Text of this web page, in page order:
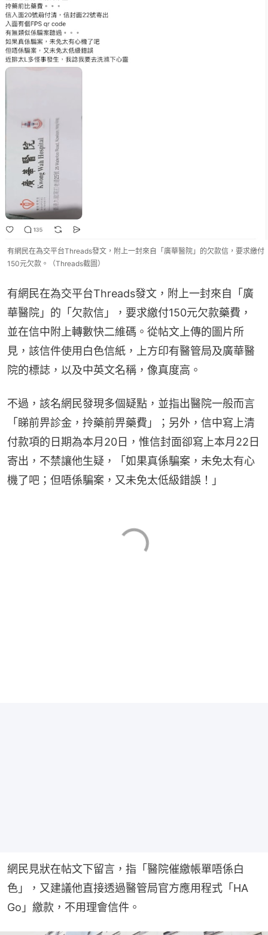
有網民在為交平台Threads發文，附上一封來自「廣華醫院」的欠款信，要求繳付
150元欠款。（Threads截圖）
有網民在為交平台Threads發文，附上一封來自「廣
華醫院」的「欠款信」，要求繳付150元欠款藥費，
並在信中附上轉數快二維碼。從帖文上傳的圖片所
見，該信件使用白色信紙，上方印有醫管局及廣華醫
院的標誌，以及中英文名稱，像真度高。
不過，該名網民發現多個疑點，並指出醫院一般而言
「睇前畀診金，拎藥前畀藥費」；另外，信中寫上清
付款項的日期為本月20日，惟信封面卻寫上本月22日
寄出，不禁讓他生疑，「如果真係騙案，未免太有心
機了吧；但唔係騙案，又未免太低級錯誤！」
網民見狀在帖文下留言，指「醫院催繳帳單唔係白
色」，又建議他直接透過醫管局官方應用程式「HA
Go」繳款，不用理會信件。